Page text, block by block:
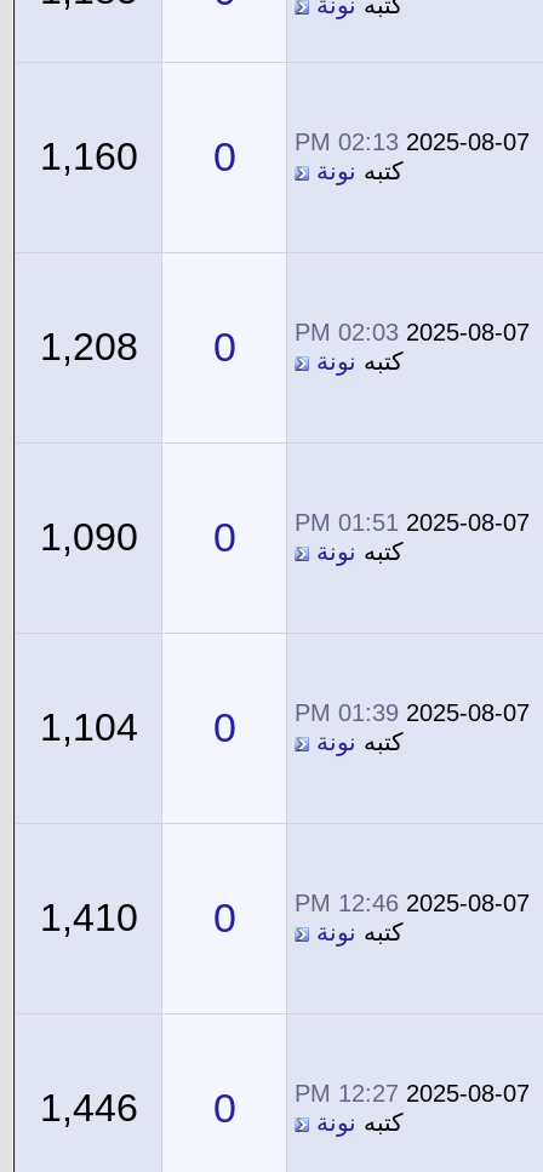
2025-08-07
02:13 PM
كتبه نونة 0
1,160
2025-08-07
02:03 PM
كتبه نونة 0
1,208
2025-08-07
01:51 PM
كتبه نونة 0
1,090
2025-08-07
01:39 PM
كتبه نونة 0
1,104
2025-08-07
12:46 PM
كتبه نونة 0
1,410
2025-08-07
12:27 PM
كتبه نونة 0
1,446